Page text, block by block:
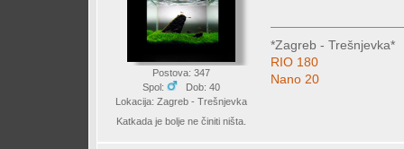
Postova: 347
Spol:
Dob: 40
Lokacija: Zagreb - Trešnjevka
Katkada je bolje ne činiti ništa.
*Zagreb - Trešnjevka*
RIO 180
Nano 20